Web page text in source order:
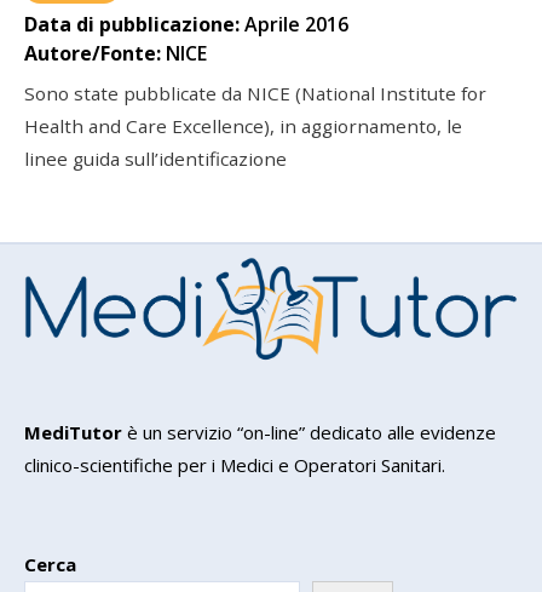
Data di pubblicazione:Aprile 2016
Autore/Fonte: NICE
Sono state pubblicate da NICE (National Institute for
Health and Care Excellence), in aggiornamento, le
linee guida sull’identificazione
MediTutor è un servizio “on-line” dedicato alle evidenze
clinico-scientifiche per i Medici e Operatori Sanitari.
Cerca